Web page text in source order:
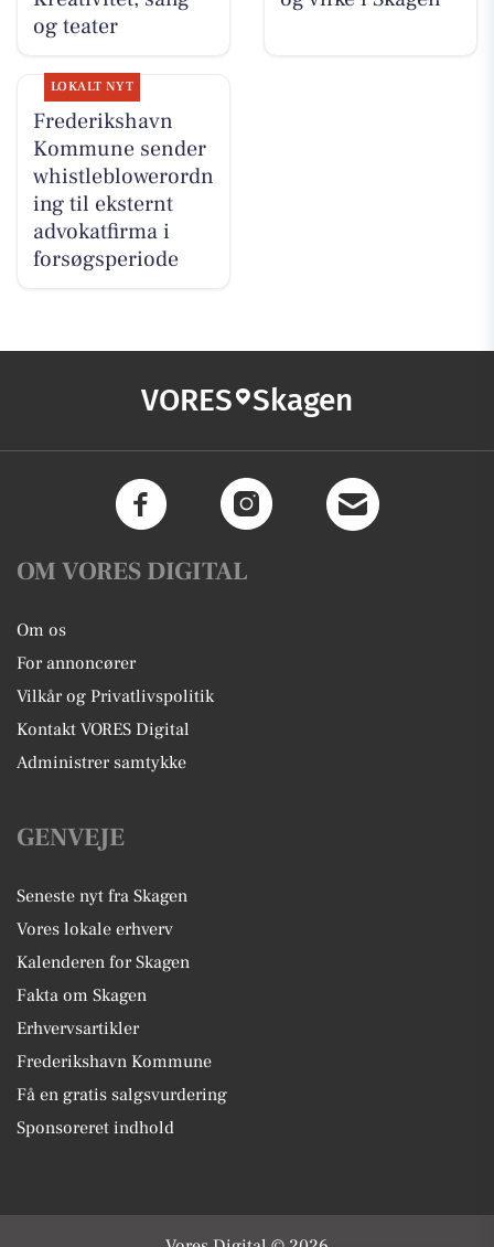
og teater
LOKALT NYT
Frederikshavn
Kommune sender
whistleblowerordn
ing til eksternt
advokatfirma i
forsøgsperiode
VORES Skagen
OM VORES DIGITAL
Om os
For annoncører
Vilkår og Privatlivspolitik
Kontakt VORES Digital
Administrer samtykke
GENVEJE
Seneste nyt fra Skagen
Vores lokale erhverv
Kalenderen for Skagen
Fakta om Skagen
Erhvervsartikler
Frederikshavn Kommune
Få en gratis salgsvurdering
Sponsoreret indhold